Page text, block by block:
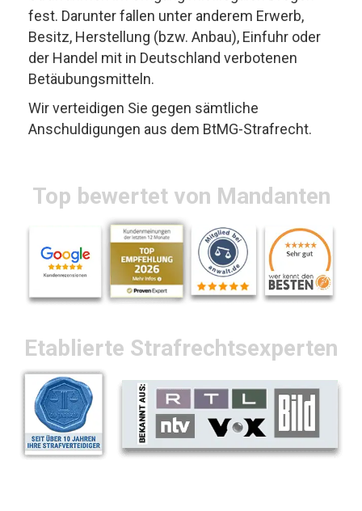
fest. Darunter fallen unter anderem Erwerb,
Besitz, Herstellung (bzw. Anbau), Einfuhr oder
der Handel mit in Deutschland verbotenen
Betäubungsmitteln.
Wir verteidigen Sie gegen sämtliche
Anschuldigungen aus dem BtMG-Strafrecht.
Top bewertet von Mandanten
Etablierte Strafrechtsexperten